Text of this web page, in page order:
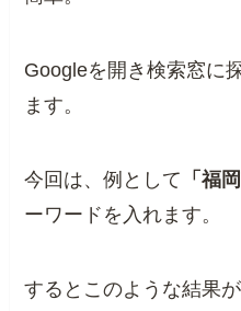
Googleを開き検索窓に
ます。
今回は、例として 「福
ーワードを入れます。
するとこのような結果